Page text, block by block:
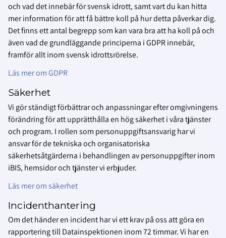
och vad det innebär för svensk idrott, samt vart du kan hitta
mer information för att få bättre koll på hur detta påverkar dig.
Det finns ett antal begrepp som kan vara bra att ha koll på och
även vad de grundläggande principerna i GDPR innebär,
framför allt inom svensk idrottsrörelse.
Läs mer om GDPR
Säkerhet
Vi gör ständigt förbättrar och anpassningar efter omgivningens
förändring för att upprätthålla en hög säkerhet i våra tjänster
och program. I rollen som personuppgiftsansvarig har vi
ansvar för de tekniska och organisatoriska
säkerhetsåtgärderna i behandlingen av personuppgifter inom
iBIS, hemsidor och tjänster vi erbjuder.
Läs mer om säkerhet
Incidenthantering
Om det händer en incident har vi ett krav på oss att göra en
rapportering till Datainspektionen inom 72 timmar. Vi har en